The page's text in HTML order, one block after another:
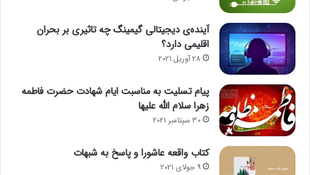
حتما بخوانید :خبر مهم بنزینی وزارت نفت/ رکورد مصرف بنزین
شکسته شد
مجله خبری mydtc
بورس تهران
آینده‌ی دیجیتالی گیمینگ چه تاثیری بر بحران
اقلیمی دارد؟
28 آوریل 2021
پیام تسلیت به مناسبت ایام شهادت حضرت فاطمه
زهرا سلام الله علیها
30 سپتامبر 2021
کتاب واقعه عاشورا و پاسخ به شبهات
9 جولای 2021